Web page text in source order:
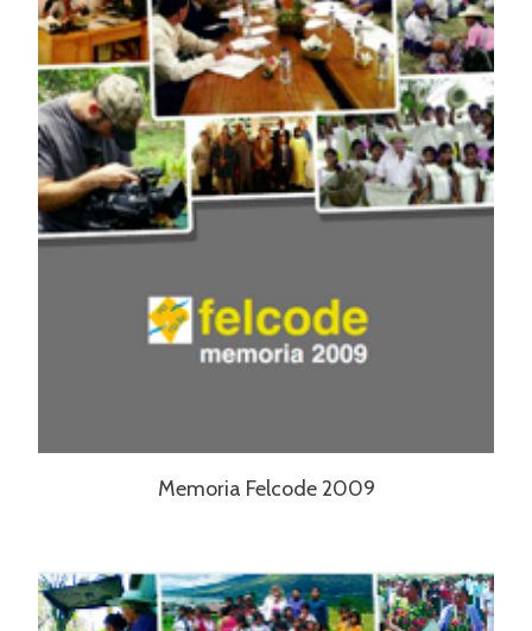
Memoria Felcode 2009